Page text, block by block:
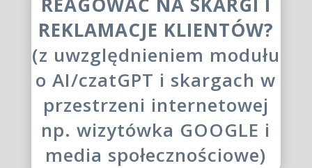
REKLAMACJE KLIENTÓW?
(z uwzględnieniem modułu
o AI/czatGPT i skargach w
przestrzeni internetowej
np. wizytówka GOOGLE i
media społecznościowe)